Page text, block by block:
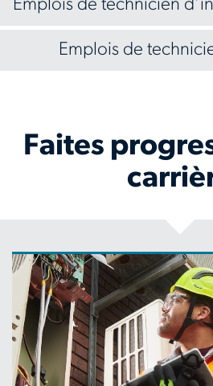
Emplois de technicien
Emplois de
Faites